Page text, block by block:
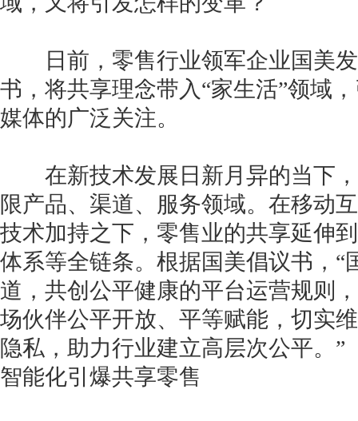
日前，零售行业领军企业国美发
书，将共享理念带入“家生活”领域
媒体的广泛关注。
在新技术发展日新月异的当下，
限产品、渠道、服务领域。在移动
技术加持之下，零售业的共享延伸
体系等全链条。根据国美倡议书，“
道，共创公平健康的平台运营规则
场伙伴公平开放、平等赋能，切实
隐私，助力行业建立高层次公平。”
智能化引爆共享零售